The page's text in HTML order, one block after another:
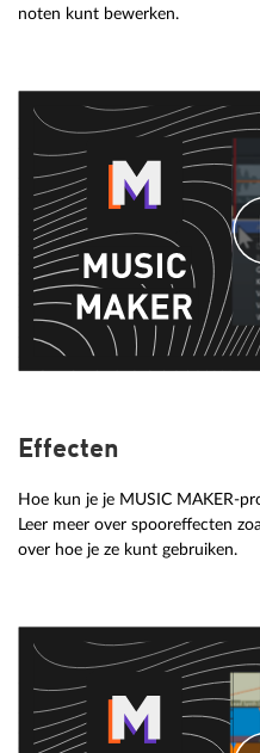
noten kunt bewerken.
Effecten
Hoe kun je je MUSIC MAKER-
Leer meer over spooreffecten
over hoe je ze kunt gebruiken.